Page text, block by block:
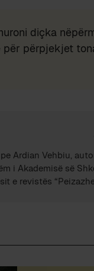
diçka
për përpjekjet
Ardian Vehbiu,
i Akademisë së
e revistës